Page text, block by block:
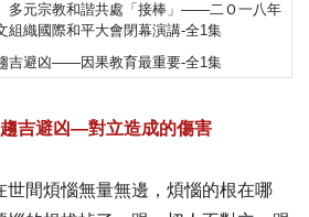
多元宗教和諧共處「接棒」——二Ｏ一八年
組織國際和平大會閉幕演講-全1集
吉避凶——因果教育最重要-全1集
吉避凶——學佛的基礎在於學做人、學因果
根本——二Ｏ一七丁酉年新馬印中元祭祖
集
吉避凶—對立造成的傷害
間煩惱無量無邊，煩惱的根在哪